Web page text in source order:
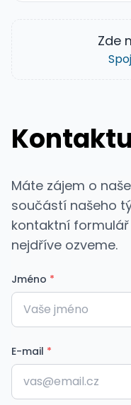
Zde
Máte zájem o
součástí našeho
kontaktní
nejdříve ozveme.
Jméno *
E-mail *